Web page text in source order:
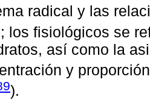
radical y las
los fisiológicos se
así como la
y
).